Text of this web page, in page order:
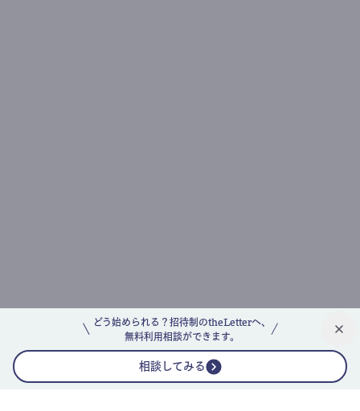
どう始められる？招待制のtheLetterへ、
無料利用相談ができます。
相談してみる